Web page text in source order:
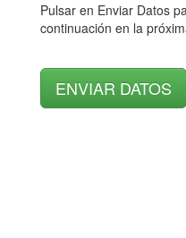
Pulsar en Enviar Datos
continuación en la